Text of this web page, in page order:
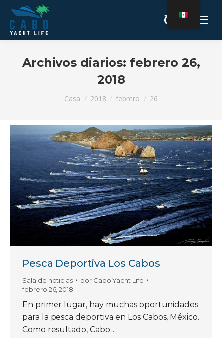
Archivos diarios: febrero 26,
2018
Estás aquí:
Casa 2018 febrero 26
Pesca Deportiva Los Cabos
Sala de noticias por Cabo Yacht Life
febrero 26, 2018
En primer lugar, hay muchas oportunidades
para la pesca deportiva en Los Cabos, México.
Como resultado, Cabo...